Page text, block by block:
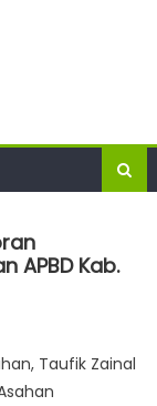
APBD Kab.
Taufik Zainal